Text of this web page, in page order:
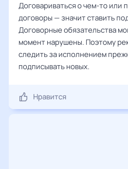
Договариваться о чем-то или
договоры — значит ставить
Договорные обязательства
момент нарушены. Поэтому
следить за исполнением
подписывать новых.
Нравится